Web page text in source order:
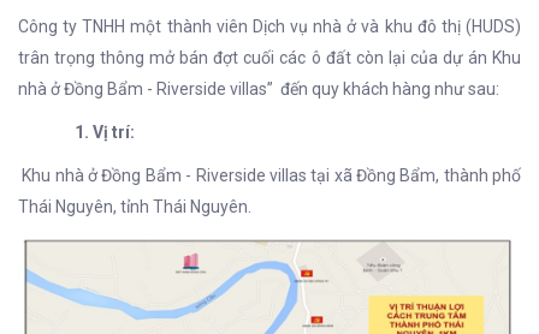
Công ty TNHH một thành viên Dịch vụ nhà ở và khu đô thị (HUDS)
trân trọng thông mở bán đợt cuối các ô đất còn lại của dự án Khu
nhà ở Đồng Bẩm - Riverside villas” đến quy khách hàng như sau:
1. Vị trí:
Khu nhà ở Đồng Bẩm - Riverside villas tại xã Đồng Bẩm, thành phố
Thái Nguyên, tỉnh Thái Nguyên.